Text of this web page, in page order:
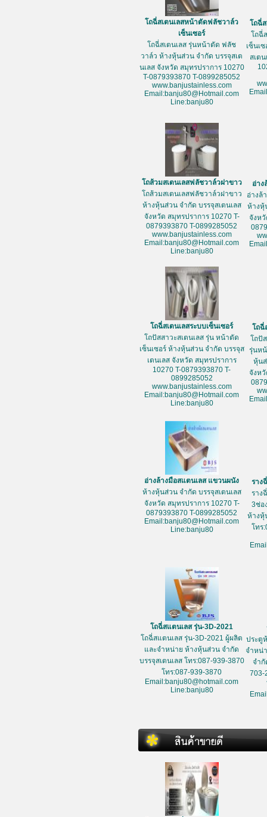
โถฉี่สเตนเลสหน้าตัดฟลัชวาล์ว
เซ็นเซอร์
โถฉี่สเตนเลส รุ่นหน้าตัด ฟลัช
วาล์ว ห้างหุ้นส่วน จำกัด บรรจุสเต
นเลส จังหวัด สมุทรปราการ 10270
T-0879393870 T-0899285052
www.banjustainless.com
Email:banju80@Hotmail.com
Line:banju80
โถฉี่
โถฉี่
เซ็นเ
สเต
โถส้วมสเตนเลสฟลัชวาล์วฝาขาว
โถส้วมสเตนเลสฟลัชวาล์วฝาขาว
ห้างหุ้นส่วน จำกัด บรรจุสเตนเลส
จังหวัด สมุทรปราการ 10270 T-
0879393870 T-0899285052
www.banjustainless.com
Email:banju80@Hotmail.com
Line:banju80
อ่าง
อ่างล้
ห้างหุ้
จังห
โถฉี่สเตนเลสระบบเซ็นเซอร์
โถปัสสาวะสเตนเลส รุ่น หน้าตัด
เซ็นเซอร์ ห้างหุ้นส่วน จำกัด บรรจุส
เตนเลส จังหวัด สมุทรปราการ
10270 T-0879393870 T-
0899285052
www.banjustainless.com
Email:banju80@Hotmail.com
Line:banju80
โถฉี่
โถปั
รุ่นห
หุ้น
จังห
อ่างล้างมือสแตนเลส แขวนผนัง
ห้างหุ้นส่วน จำกัด บรรจุสเตนเลส
จังหวัด สมุทรปราการ 10270 T-
0879393870 T-0899285052
Email:banju80@Hotmail.com
Line:banju80
ราง
ราง
3ช่อ
ห้างหุ้
โทร
โถฉี่สแตนเลส รุ่น-3D-2021
โถฉี่สแตนเลส รุ่น-3D-2021 ผู้ผลิต
และจำหน่าย ห้างหุ้นส่วน จำกัด
บรรจุสเตนเลส โทร:087-939-3870
โทร:087-939-3870
Email:banju80@hotmail.com
Line:banju80
ประตู
จำหน่
จำกั
703-